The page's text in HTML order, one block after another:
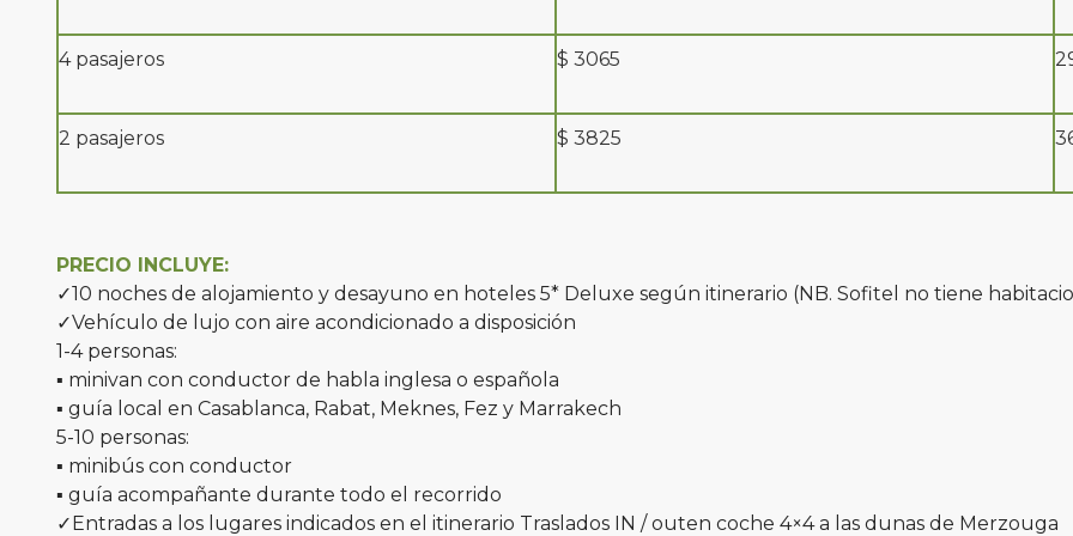
4 pasajeros $ 3065
2 pasajeros $ 3825
PRECIO INCLUYE:
✓10 noches de alojamiento y desayuno en hoteles 5* Deluxe según itinerario (NB. Sofitel no tiene
✓Vehículo de lujo con aire acondicionado a disposición
1-4 personas:
▪ minivan con conductor de habla inglesa o española
▪ guía local en Casablanca, Rabat, Meknes, Fez y Marrakech
5-10 personas:
▪ minibús con conductor
▪ guía acompañante durante todo el recorrido
✓Entradas a los lugares indicados en el itinerario Traslados IN / outen coche 4×4 a las dunas de Merzouga